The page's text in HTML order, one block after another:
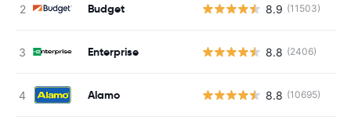
Budget 8.9 (11503)
Enterprise 8.8 (2406)
Alamo 8.8 (10695)